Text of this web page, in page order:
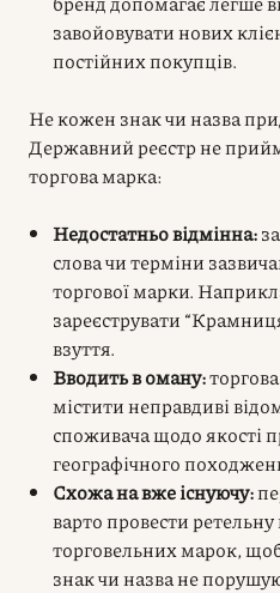
завойовувати нових
постійних покупців.
Не кожен знак чи назва
Державний реєстр не
торгова марка:
Недостатньо відмінна:
слова чи терміни
торгової марки.
зареєструвати
взуття.
Вводить в оману:
містити неправдиві
споживача щодо якості
географічного
Схожа на вже існуючу:
варто провести ретельну
торговельних марок,
знак чи назва не